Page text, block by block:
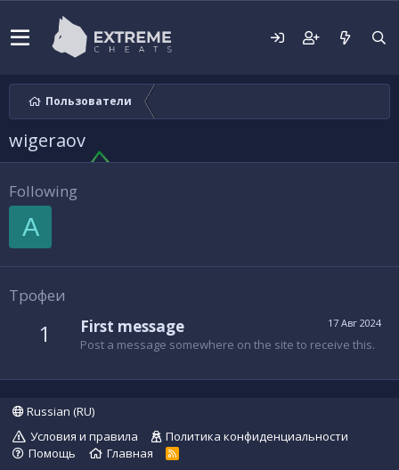
Пользователи
wigeraov
Following
A
Трофеи
1 17 Авг 2024
First message
Post a message somewhere on the site to receive this.
Russian (RU)
Условия и правила
Политика конфиденциальности
Помощь
Главная
R